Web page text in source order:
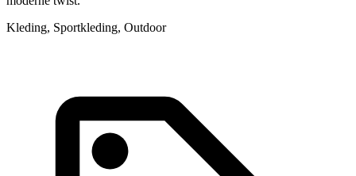
Kleding, Sportkleding, Outdoor